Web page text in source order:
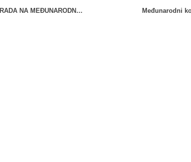
PRVA NAGRADA NA MEĐUNARODNOM STUDENTSKOM KONKURSU NEWH GREEN VOICE DESIGN COMPETITION